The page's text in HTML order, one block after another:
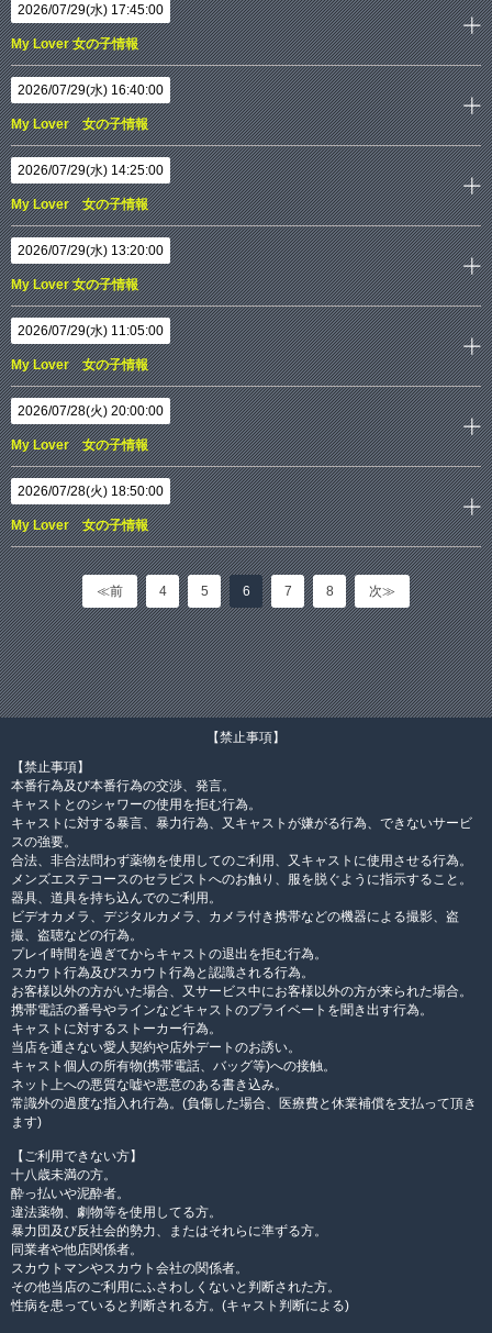
2026/07/29(水) 17:45:00
My Lover 女の子情報
2026/07/29(水) 16:40:00
My Lover 女の子情報
2026/07/29(水) 14:25:00
My Lover 女の子情報
2026/07/29(水) 13:20:00
My Lover 女の子情報
2026/07/29(水) 11:05:00
My Lover 女の子情報
2026/07/28(火) 20:00:00
My Lover 女の子情報
2026/07/28(火) 18:50:00
My Lover 女の子情報
≪前 4 5 6 7 8 次≫
【禁止事項】
【禁止事項】
本番行為及び本番行為の交渉、発言。
キャストとのシャワーの使用を拒む行為。
キャストに対する暴言、暴力行為、又キャストが嫌がる行為、できないサービ
スの強要。
合法、非合法問わず薬物を使用してのご利用、又キャストに使用させる行為。
メンズエステコースのセラピストへのお触り、服を脱ぐように指示すること。
器具、道具を持ち込んでのご利用。
ビデオカメラ、デジタルカメラ、カメラ付き携帯などの機器による撮影、盗
撮、盗聴などの行為。
プレイ時間を過ぎてからキャストの退出を拒む行為。
スカウト行為及びスカウト行為と認識される行為。
お客様以外の方がいた場合、又サービス中にお客様以外の方が来られた場合。
携帯電話の番号やラインなどキャストのプライベートを聞き出す行為。
キャストに対するストーカー行為。
当店を通さない愛人契約や店外デートのお誘い。
キャスト個人の所有物(携帯電話、バッグ等)への接触。
ネット上への悪質な嘘や悪意のある書き込み。
常識外の過度な指入れ行為。(負傷した場合、医療費と休業補償を支払って頂き
ます)
【ご利用できない方】
十八歳未満の方。
酔っ払いや泥酔者。
違法薬物、劇物等を使用してる方。
暴力団及び反社会的勢力、またはそれらに準ずる方。
同業者や他店関係者。
スカウトマンやスカウト会社の関係者。
その他当店のご利用にふさわしくないと判断された方。
性病を患っていると判断される方。(キャスト判断による)